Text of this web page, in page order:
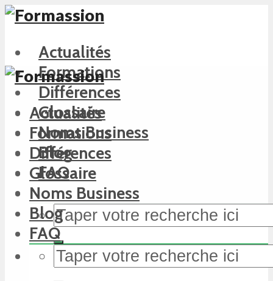
Actualités
Formations
Différences
Glossaire
Noms Business
Blog
FAQ
Actualités
Formations
Différences
Glossaire
Noms Business
Blog
FAQ